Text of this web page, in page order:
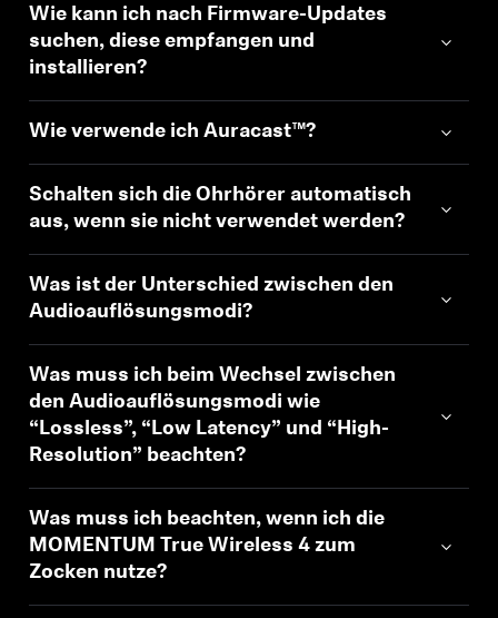
Wie kann ich nach Firmware-Updates
suchen, diese empfangen und
installieren?
Wie verwende ich Auracast™?
Schalten sich die Ohrhörer automatisch
aus, wenn sie nicht verwendet werden?
Was ist der Unterschied zwischen den
Audioauflösungsmodi?
Was muss ich beim Wechsel zwischen
den Audioauflösungsmodi wie
“Lossless”, “Low Latency” und “High-
Resolution” beachten?
Was muss ich beachten, wenn ich die
MOMENTUM True Wireless 4 zum
Zocken nutze?